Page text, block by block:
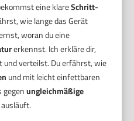
eine klareSchritt-
wie lange das Gerät
woran du eine
erkennst. Ich erkläre dir,
und verteilst. Du erfährst, wie
und mit leicht einfettbaren
gegenungleichmäßige